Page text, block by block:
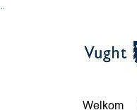
Welkom